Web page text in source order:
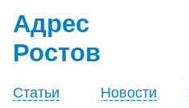
Адрес
Ростов
Статьи Новости